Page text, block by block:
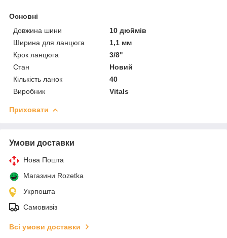
Основні
Довжина шини
10 дюймів
Ширина для ланцюга
1,1 мм
Крок ланцюга
3/8''
Стан
Новий
Кількість ланок
40
Виробник
Vitals
Приховати
Умови доставки
Нова Пошта
Магазини Rozetka
Укрпошта
Самовивіз
Всі умови доставки